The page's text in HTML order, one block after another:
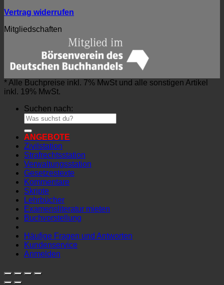
Vertrag widerrufen
Mitgliedschaften
* Alle Buchpreise inkl. 7% MwSt und alle sonstigen Artikel
inkl. 19% MwSt.
Suchen nach:
ANGEBOTE
Zivilstation
Strafrechtsstation
Verwaltungsstation
Gesetzestexte
Kommentare
Skripte
Lehrbücher
Examensliteratur mieten
Buchvorstellung
Häufige Fragen und Antworten
Kundenservice
Anmelden